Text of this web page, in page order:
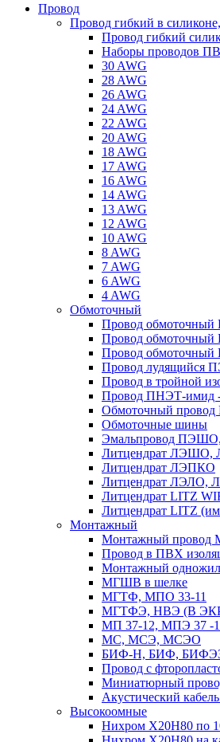
Провод
Провод гибкий в
Провод гибкий
Наборы проводов
30 AWG
28 AWG
26 AWG
24 AWG
22 AWG
20 AWG
18 AWG
17 AWG
16 AWG
14 AWG
13 AWG
12 AWG
10 AWG
8 AWG
7 AWG
6 AWG
4 AWG
Обмоточный
Провод обмоточный
Провод
Провод
Провод лудящийся
Провод в тройной
Провод ПНЭТ-имид -
Обмоточный
Обмоточные шины
Эмальпровод
Литцендрат
Литцендрат ЛЭПКО
Литцендрат ЛЭЛО,
Литцендрат LITZ
Литцендрат LITZ
Монтажный
Монтажный
Провод в ПВХ
Монтажный
МГШВ в шелке
МГТФ, МПО 33-11
МГТФЭ, НВЭ (В
МП 37-12, МПЭ 37 -
МС, МСЭ, МСЭО
БИФ-Н, БИФ,
Провод с
Миниатюрный
Акустический
Высокоомные
Нихром Х20Н80 по